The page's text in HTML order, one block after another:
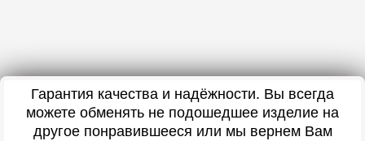
Гарантия качества и надёжности. Вы всегда
можете обменять не подошедшее изделие на
другое понравившееся или мы вернем Вам